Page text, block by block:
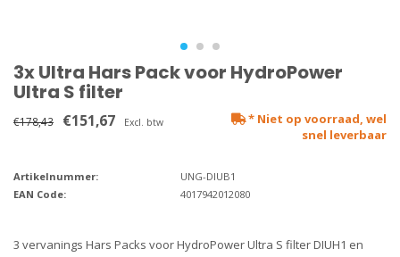
3x Ultra Hars Pack voor HydroPower
Ultra S filter
€178,43 €151,67 Excl. btw
* Niet op voorraad, wel
snel leverbaar
Artikelnummer:
UNG-DIUB1
EAN Code:
4017942012080
3 vervanings Hars Packs voor HydroPower Ultra S filter DIUH1 en